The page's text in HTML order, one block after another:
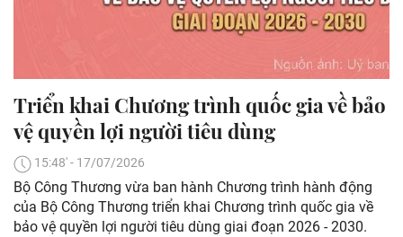
Triển khai Chương trình quốc gia về bảo
vệ quyền lợi người tiêu dùng
15:48' - 17/07/2026
Bộ Công Thương vừa ban hành Chương trình hành động
của Bộ Công Thương triển khai Chương trình quốc gia về
bảo vệ quyền lợi người tiêu dùng giai đoạn 2026 - 2030.